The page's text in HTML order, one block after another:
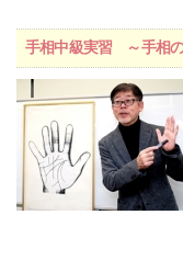
手相中級実習 ～手相